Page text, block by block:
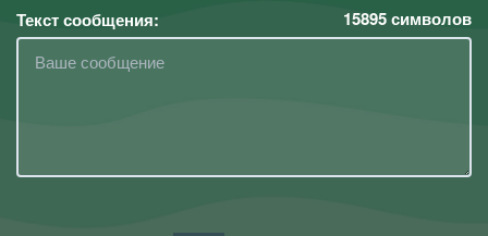
Текст сообщения: 15895символов